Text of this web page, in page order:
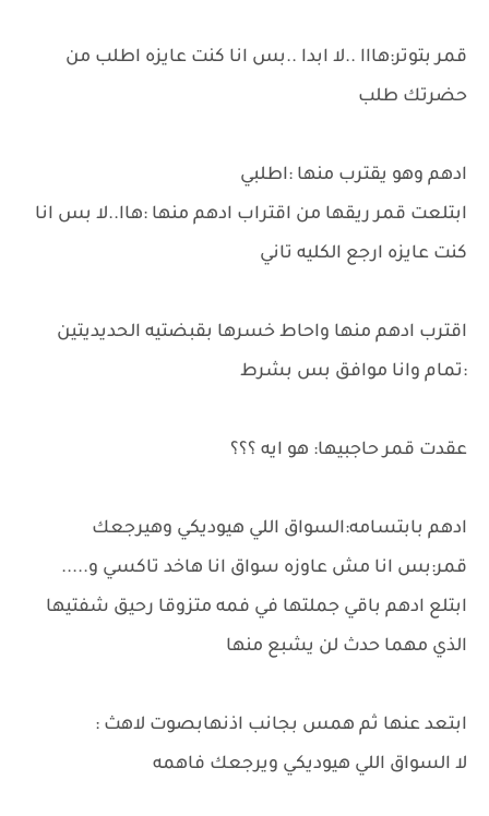
قمر بتوتر:هااا ..لا ابدا ..بس انا كنت عايزه اطلب من
حضرتك طلب
ادهم وهو يقترب منها :اطلبي
ابتلعت قمر ريقها من اقتراب ادهم منها :هاا..لا بس انا
كنت عايزه ارجع الكليه تاني
اقترب ادهم منها واحاط خسرها بقبضتيه الحديديتين
:تمام وانا موافق بس بشرط
عقدت قمر حاجبيها: هو ايه ؟؟؟
ادهم بابتسامه:السواق اللي هيوديكي وهيرجعك
قمر:بس انا مش عاوزه سواق انا هاخد تاكسي و.....
ابتلع ادهم باقي جملتها في فمه متزوقا رحيق شفتيها
الذي مهما حدث لن يشبع منها
ابتعد عنها ثم همس بجانب اذنهابصوت لاهث :
لا السواق اللي هيوديكي ويرجعك فاهمه